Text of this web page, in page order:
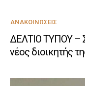
ΑΝΑΚΟΙΝΏΣΕΙΣ
ΔΕΛΤΙΟ ΤΥΠΟΥ –
νέος διοικητής